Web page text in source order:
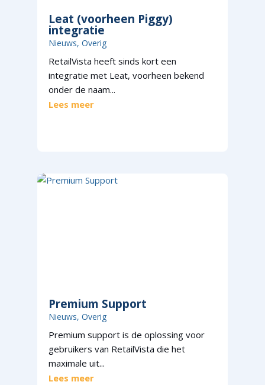
Leat (voorheen Piggy)
integratie
Nieuws, Overig
RetailVista heeft sinds kort een
integratie met Leat, voorheen bekend
onder de naam...
Lees meer
Premium Support
Nieuws, Overig
Premium support is de oplossing voor
gebruikers van RetailVista die het
maximale uit...
Lees meer